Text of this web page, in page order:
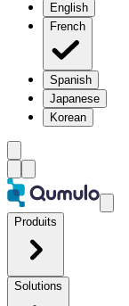
English
French
Spanish
Japanese
Korean
Produits
Solutions